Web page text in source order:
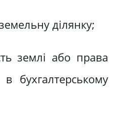
ділянку;
землі або права
бухгалтерському